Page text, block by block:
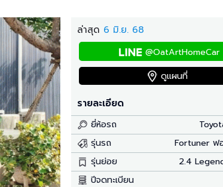
ล่าสุด 6 มิ.ย. 68
@OatArtHomeCar
ดูแผนที่
รายละเอียด
ยี่ห้อรถ
รุ่นรถ
Fortuner ฟ
รุ่นย่อย
2.4
ปีจดทะเบียน